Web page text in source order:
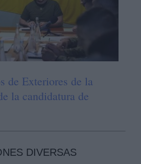
de Exteriores de la
la candidatura de
DIVERSAS